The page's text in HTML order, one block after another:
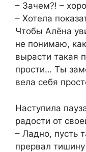
– Зачем?! –
– Хотела
Чтобы Алёна
не понимаю,
вырасти такая
прости… Ты
вела себя
Наступила
радости от
– Ладно, пусть
прервал